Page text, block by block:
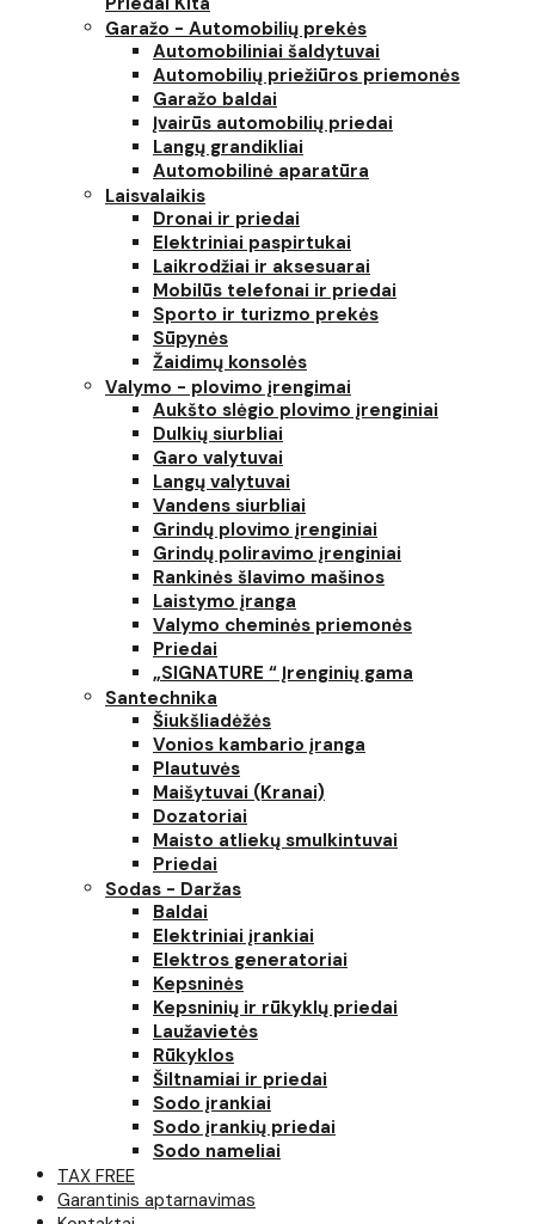
Garažo - Automobilių prekės
Automobiliniai šaldytuvai
Automobilių priežiūros priemonės
Garažo baldai
Įvairūs automobilių priedai
Langų grandikliai
Automobilinė aparatūra
Laisvalaikis
Dronai ir priedai
Elektriniai paspirtukai
Laikrodžiai ir aksesuarai
Mobilūs telefonai ir priedai
Sporto ir turizmo prekės
Sūpynės
Žaidimų konsolės
Valymo - plovimo įrengimai
Aukšto slėgio plovimo įrenginiai
Dulkių siurbliai
Garo valytuvai
Langų valytuvai
Vandens siurbliai
Grindų plovimo įrenginiai
Grindų poliravimo įrenginiai
Rankinės šlavimo mašinos
Laistymo įranga
Valymo cheminės priemonės
Priedai
„SIGNATURE “ Įrenginių gama
Santechnika
Šiukšliadėžės
Vonios kambario įranga
Plautuvės
Maišytuvai (Kranai)
Dozatoriai
Maisto atliekų smulkintuvai
Priedai
Sodas - Daržas
Baldai
Elektriniai įrankiai
Elektros generatoriai
Kepsninės
Kepsninių ir rūkyklų priedai
Laužavietės
Rūkyklos
Šiltnamiai ir priedai
Sodo įrankiai
Sodo įrankių priedai
Sodo nameliai
TAX FREE
Garantinis aptarnavimas